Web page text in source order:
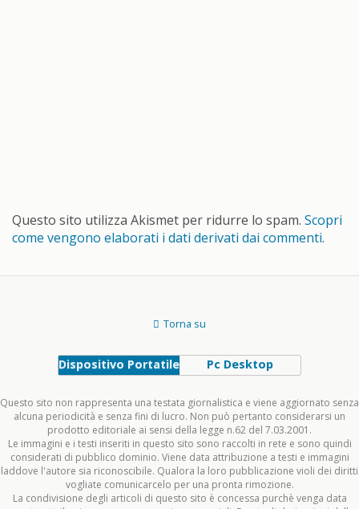
Questo sito utilizza Akismet per ridurre lo spam. Scopri
come vengono elaborati i dati derivati dai commenti.
Torna su
Dispositivo Portatile Pc Desktop
Questo sito non rappresenta una testata giornalistica e viene aggiornato senza
alcuna periodicità e senza fini di lucro. Non può pertanto considerarsi un
prodotto editoriale ai sensi della legge n.62 del 7.03.2001.
Le immagini e i testi inseriti in questo sito sono raccolti in rete e sono quindi
considerati di pubblico dominio. Viene data attribuzione a testi e immagini
laddove l'autore sia riconoscibile. Qualora la loro pubblicazione violi dei diritti
vogliate comunicarcelo per una pronta rimozione.
La condivisione degli articoli di questo sito è concessa purchè venga data